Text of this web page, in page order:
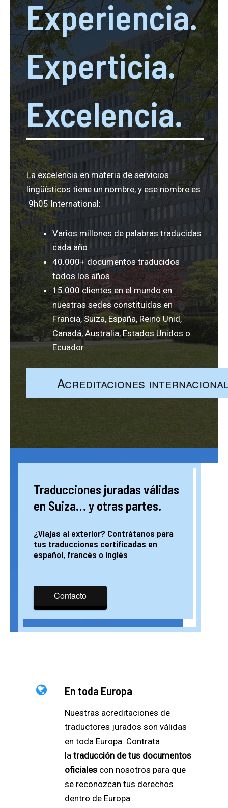
Experiencia.
Experticia.
Excelencia.
La excelencia en materia de servicios
lingüísticos tiene un nombre, y ese nombre es
9h05 International:
Varios millones de palabras traducidas
cada año
40.000+ documentos traducidos
todos los años
15.000 clientes en el mundo en
nuestras sedes constituidas en
Francia, Suiza, España, Reino Unid,
Canadá, Australia, Estados Unidos o
Ecuador
Acreditaciones
Traducciones juradas válidas
en Suiza… y otras partes.
¿Viajas al exterior? Contrátanos para
tus traducciones certificadas en
español, francés o inglés
Contacto
En toda Europa
Nuestras acreditaciones de
traductores jurados son válidas
en toda Europa. Contrata
la traducción de tus documentos
oficiales con nosotros para que
se reconozcan tus derechos
dentro de Europa.